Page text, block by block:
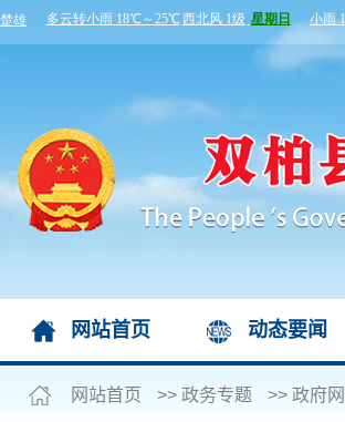
网站首页 动态要闻
网站首页 >> 政务专题 >> 政府